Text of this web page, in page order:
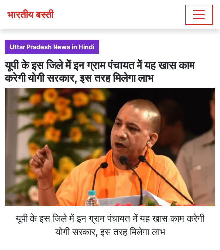
भारतीय बस्ती
Uttar Pradesh News in Hindi
यूपी के इस जिले में इन ग्राम पंचायत में यह खास काम
करेगी योगी सरकार, इस तरह मिलेगा लाभ
यूपी के इस जिले में इन ग्राम पंचायत में यह खास काम करेगी
योगी सरकार, इस तरह मिलेगा लाभ